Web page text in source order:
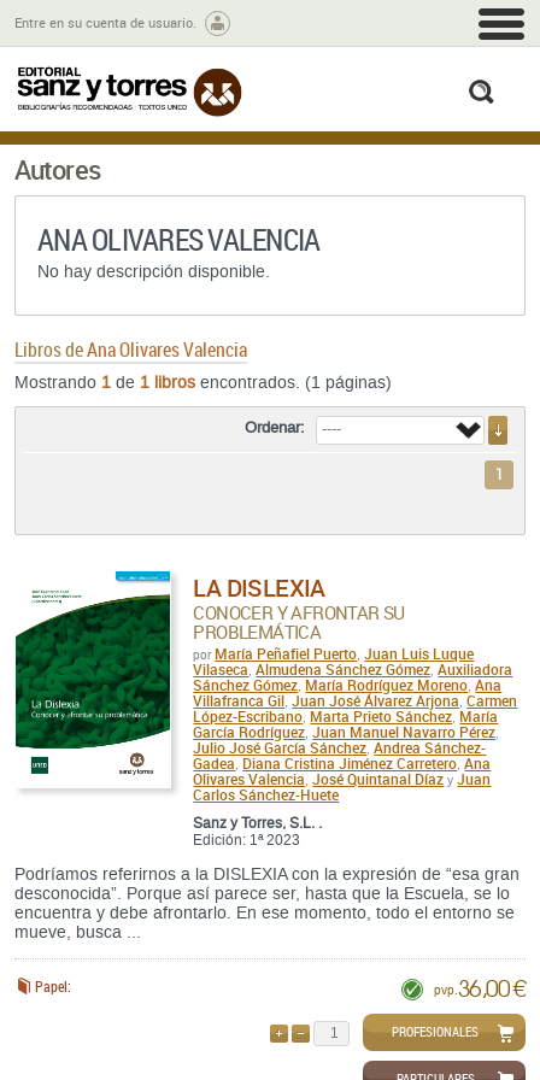
Entre en su cuenta de usuario.
Autores
ANA OLIVARES VALENCIA
No hay descripción disponible.
Libros deAna Olivares Valencia
Mostrando 1 de 1 libros encontrados. (1 páginas)
Ordenar:
1
LA DISLEXIA
CONOCER Y AFRONTAR SU
PROBLEMÁTICA
por María Peñafiel Puerto Juan Luis Luque
Vilaseca Almudena Sánchez Gómez Auxiliadora
Sánchez Gómez María Rodríguez Moreno Ana
Villafranca Gil Juan José Álvarez Arjona ,Carmen
López-Escribano Marta Prieto Sánchez María
García Rodríguez Juan Manuel Navarro Pérez
Julio José García Sánchez Andrea Sánchez-
Gadea Diana Cristina Jiménez Carretero Ana
Olivares Valencia José Quintanal Díaz y Juan
Carlos Sánchez-Huete
Sanz y Torres, S.L. .
Edición: 1ª 2023
Podríamos referirnos a la DISLEXIA con la expresión de “esa gran
desconocida”. Porque así parece ser, hasta que la Escuela, se lo
encuentra y debe afrontarlo. En ese momento, todo el entorno se
mueve, busca ...
Papel: pvp. 36,00 €
QUITARPROFESIONALES